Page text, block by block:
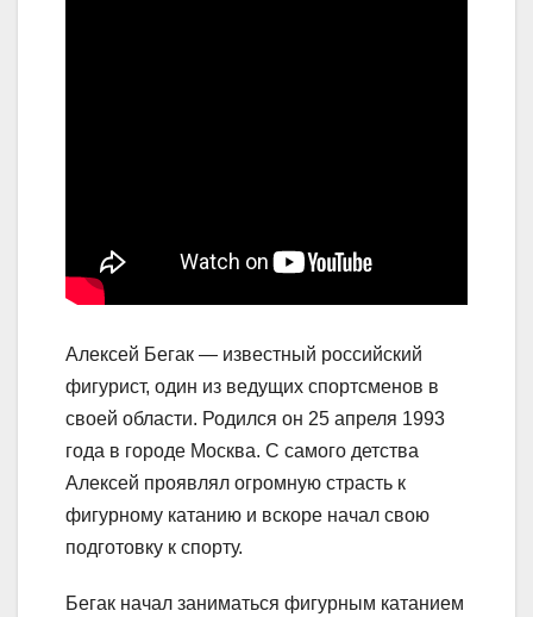
Алексей Бегак — известный российский
фигурист, один из ведущих спортсменов в
своей области. Родился он 25 апреля 1993
года в городе Москва. С самого детства
Алексей проявлял огромную страсть к
фигурному катанию и вскоре начал свою
подготовку к спорту.
Бегак начал заниматься фигурным катанием